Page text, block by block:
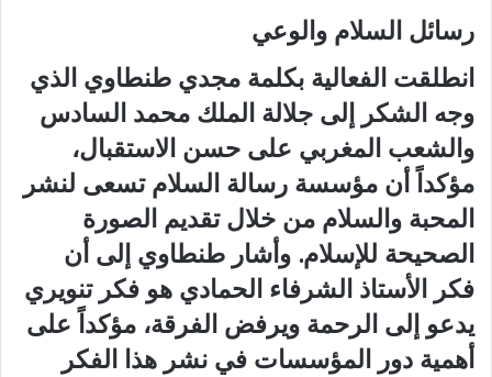
رسائل السلام والوعي
انطلقت الفعالية بكلمة مجدي طنطاوي الذي
وجه الشكر إلى جلالة الملك محمد السادس
والشعب المغربي على حسن الاستقبال،
مؤكداً أن مؤسسة رسالة السلام تسعى لنشر
المحبة والسلام من خلال تقديم الصورة
الصحيحة للإسلام. وأشار طنطاوي إلى أن
فكر الأستاذ الشرفاء الحمادي هو فكر تنويري
يدعو إلى الرحمة ويرفض الفرقة، مؤكداً على
أهمية دور المؤسسات في نشر هذا الفكر